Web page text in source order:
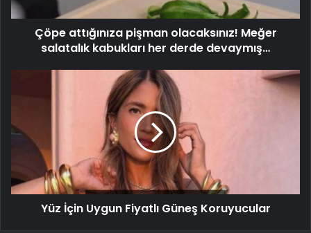
Çöpe attığınıza pişman olacaksınız! Meğer
salatalık kabukları her derde devaymış…
Yüz İçin Uygun Fiyatlı Güneş Koruyucular